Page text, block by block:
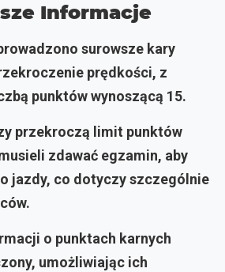
Informacje
surowsze kary
prędkości, z
punktów wynoszącą 15.
przekroczą limit punktów
zdawać egzamin, aby
jazdy, co dotyczy szczególnie
o punktach karnych
umożliwiając ich